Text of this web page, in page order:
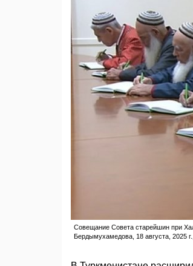
Совещание Совета старейшин при
Бердымухамедова, 18 августа, 2025